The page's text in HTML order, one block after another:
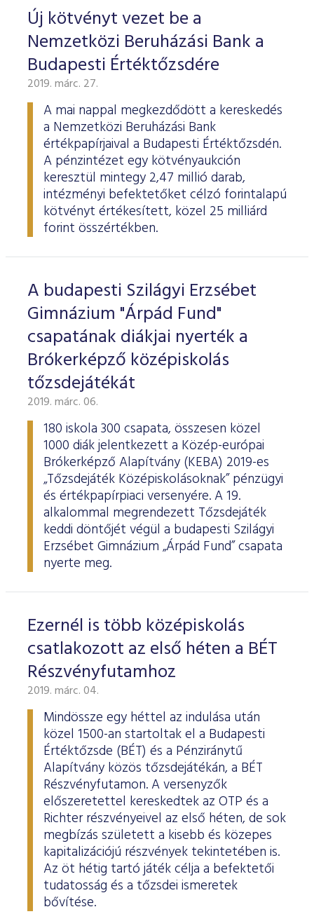
Új kötvényt vezet be a
Nemzetközi Beruházási Bank a
Budapesti Értéktőzsdére
2019. márc. 27.
A mai nappal megkezdődött a kereskedés
a Nemzetközi Beruházási Bank
értékpapírjaival a Budapesti Értéktőzsdén.
A pénzintézet egy kötvényaukción
keresztül mintegy 2,47 millió darab,
intézményi befektetőket célzó forintalapú
kötvényt értékesített, közel 25 milliárd
forint összértékben.
A budapesti Szilágyi Erzsébet
Gimnázium "Árpád Fund"
csapatának diákjai nyerték a
Brókerképző középiskolás
tőzsdejátékát
2019. márc. 06.
180 iskola 300 csapata, összesen közel
1000 diák jelentkezett a Közép-európai
Brókerképző Alapítvány (KEBA) 2019-es
„Tőzsdejáték Középiskolásoknak” pénzügyi
és értékpapírpiaci versenyére. A 19.
alkalommal megrendezett Tőzsdejáték
keddi döntőjét végül a budapesti Szilágyi
Erzsébet Gimnázium „Árpád Fund” csapata
nyerte meg.
Ezernél is több középiskolás
csatlakozott az első héten a BÉT
Részvényfutamhoz
2019. márc. 04.
Mindössze egy héttel az indulása után
közel 1500-an startoltak el a Budapesti
Értéktőzsde (BÉT) és a Pénziránytű
Alapítvány közös tőzsdejátékán, a BÉT
Részvényfutamon. A versenyzők
előszeretettel kereskedtek az OTP és a
Richter részvényeivel az első héten, de sok
megbízás született a kisebb és közepes
kapitalizációjú részvények tekintetében is.
Az öt hétig tartó játék célja a befektetői
tudatosság és a tőzsdei ismeretek
bővítése.